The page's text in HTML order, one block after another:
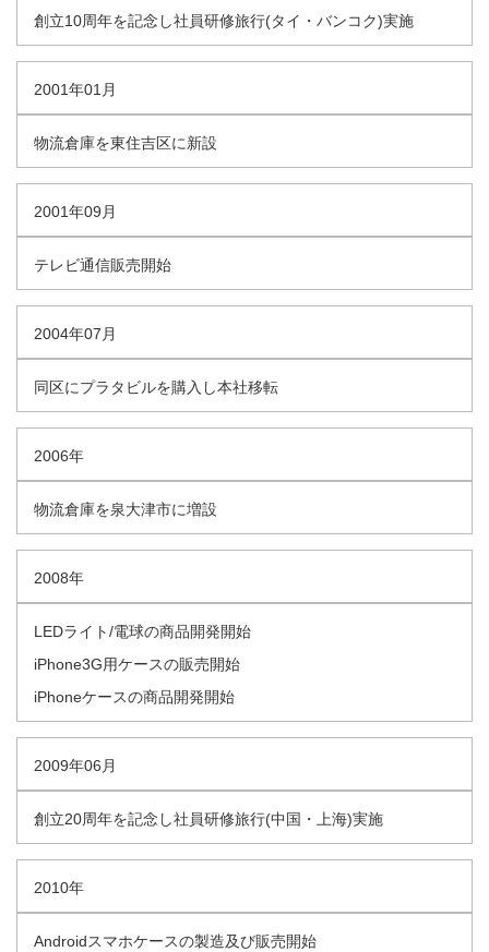
創立10周年を記念し社員研修旅行(タイ・バンコク)実施
2001年01月
物流倉庫を東住吉区に新設
2001年09月
テレビ通信販売開始
2004年07月
同区にプラタビルを購入し本社移転
2006年
物流倉庫を泉大津市に増設
2008年
LEDライト/電球の商品開発開始
iPhone3G用ケースの販売開始
iPhoneケースの商品開発開始
2009年06月
創立20周年を記念し社員研修旅行(中国・上海)実施
2010年
Androidスマホケースの製造及び販売開始